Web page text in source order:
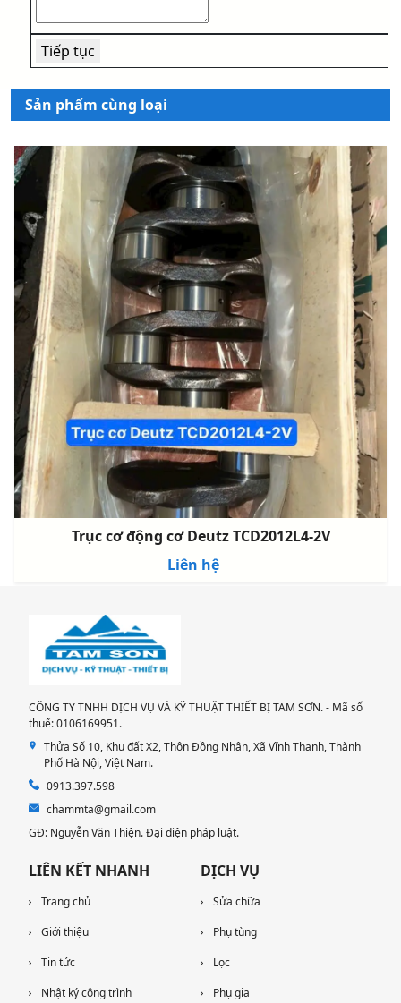
Sản phẩm cùng loại
Trục cơ động cơ Deutz TCD2012L4-2V
Liên hệ
CÔNG TY TNHH DỊCH VỤ VÀ KỸ THUẬT THIẾT BỊ TAM SƠN. - Mã số
thuế: 0106169951.
Thửa Số 10, Khu đất X2, Thôn Đồng Nhân, Xã Vĩnh Thanh, Thành
Phố Hà Nội, Việt Nam.
0913.397.598
chammta@gmail.com
GĐ: Nguyễn Văn Thiện. Đại diện pháp luật.
LIÊN KẾT NHANH
Trang chủ
Giới thiệu
Tin tức
Nhật ký công trình
DỊCH VỤ
Sửa chữa
Phụ tùng
Lọc
Phụ gia